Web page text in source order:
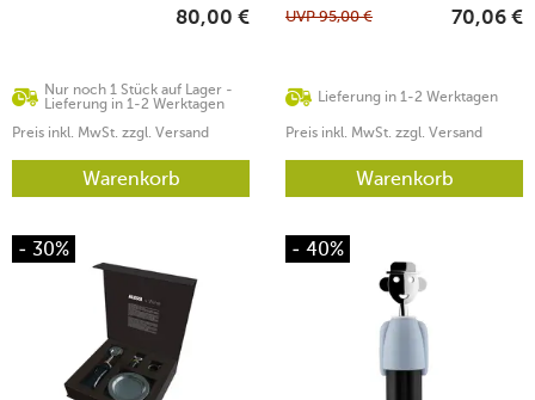
Nur noch 1 Stück auf Lager -
Lieferung in 1-2 Werktagen
80,00 €
Preis inkl. MwSt. zzgl. Versand
Warenkorb
Lieferung in 1-2 Werktagen
UVP95,00 € 70,06 €
Preis inkl. MwSt. zzgl. Versand
Warenkorb
- 30% - 40%